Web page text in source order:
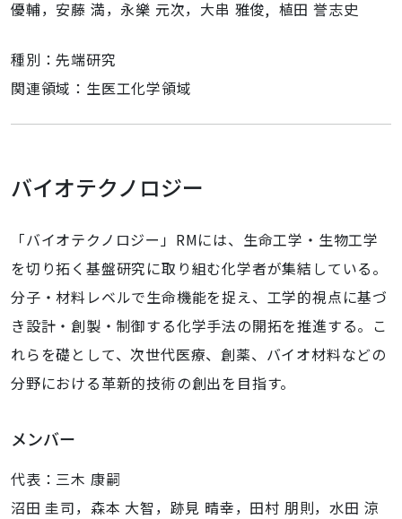
優輔，安藤 満，永樂 元次，大串 雅俊, 植田 誉志史
種別：先端研究
関連領域：生医工化学領域
バイオテクノロジー
「バイオテクノロジー」RMには、生命工学・生物工学
を切り拓く基盤研究に取り組む化学者が集結している。
分子・材料レベルで生命機能を捉え、工学的視点に基づ
き設計・創製・制御する化学手法の開拓を推進する。こ
れらを礎として、次世代医療、創薬、バイオ材料などの
分野における革新的技術の創出を目指す。
メンバー
代表：三木 康嗣
沼田 圭司，森本 大智，跡見 晴幸，田村 朋則，水田 涼